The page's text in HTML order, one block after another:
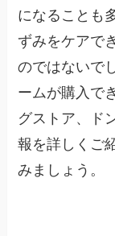
になることも
ずみをケアで
のではないで
ームが購入で
グストア、ド
報を詳しくご
みましょう。